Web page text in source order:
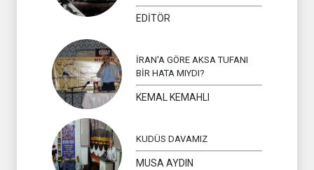
EDİTÖR
İRAN'A GÖRE AKSA TUFANI
BİR HATA MIYDI?
KEMAL KEMAHLI
KUDÜS DAVAMIZ
MUSA AYDIN